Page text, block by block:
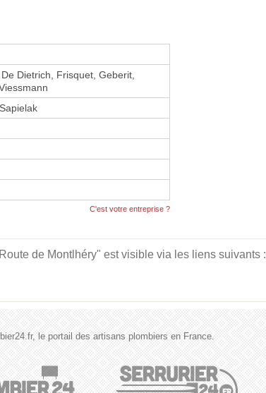
Dietrich, Frisquet, Geberit,
C'est votre entreprise ?
de Montlhéry" est visible via les liens suivants :
le portail des artisans plombiers en France.